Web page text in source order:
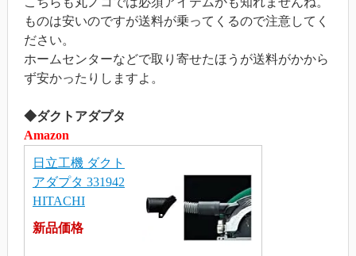
ものは安いのですが送料が乗ってくるので注意してく
ださい。
ホームセンターなどで取り寄せたほうが送料がかから
ず安かったりしますよ。
◆ダクトアダプタ
Amazon
日立工機 ダクト
アダプタ 331942
HITACHI
新品価格